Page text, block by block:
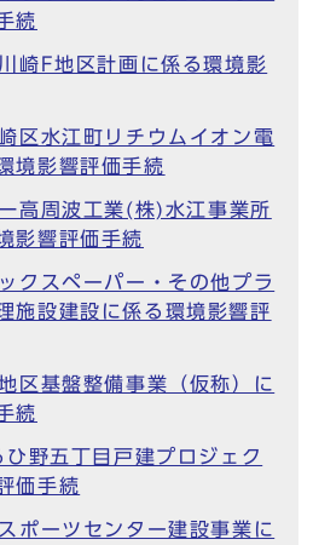
続
F地区計画に係る環境影
水江町リチウムイオン電
境影響評価手続
周波工業(株)水江事業所
影響評価手続
スペーパー・その他プラ
施設建設に係る環境影響評
基盤整備事業（仮称）に
続
野五丁目戸建プロジェク
価手続
ーツセンター建設事業に